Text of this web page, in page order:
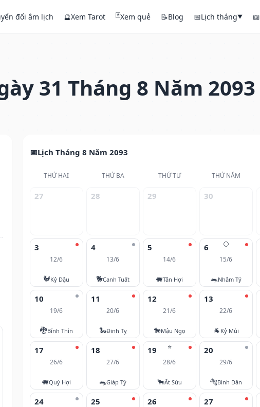
đổi âm lịch 🔮Xem Tarot 🃏Xem quẻ 📝Blog 📅Lịch tháng▼ 📖
31 Tháng 8 Năm 2093
Lịch Tháng 8 Năm 2093
THỨ HAI THỨ BA THỨ TƯ THỨ NĂM
27 28 29 30
3
12/6
🐓Kỷ Dậu
4
13/6
🐕Canh Tuất
5
14/6
🐖Tân Hợi
🌕
6
15/6
🐀Nhâm Tý
10
19/6
🐉Bính Thìn
11
20/6
🐍Đinh Tỵ
12
21/6
🐎Mậu Ngọ
13
22/6
🐐 Kỷ Mùi
17
26/6
🐖Quý Hợi
18
27/6
🐀Giáp Tý
⭐
19
28/6
🐂Ất Sửu
20
29/6
🐅Bính Dần
24 25 26 27